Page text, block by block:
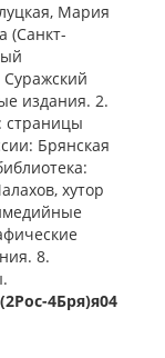
Мария
(Санкт-
издания. 2.
страницы
Брянская
хутор
8.
4Бря)я04